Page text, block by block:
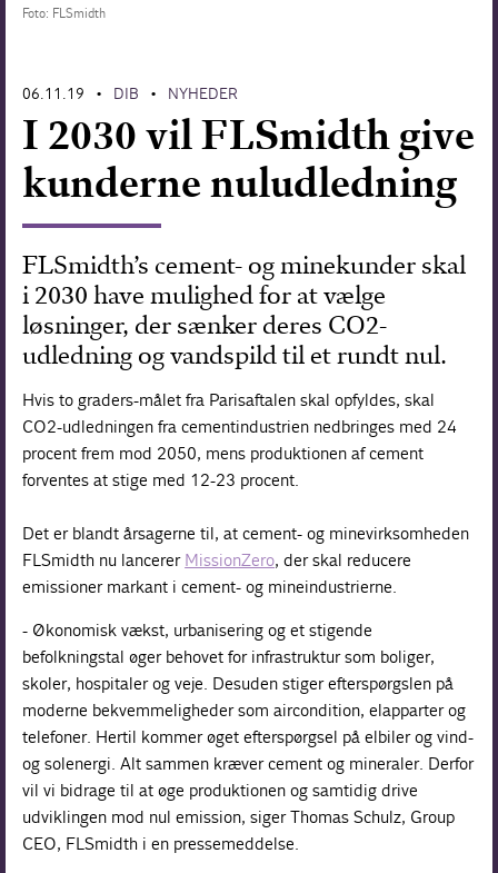
Foto: FLSmidth
06.11.19 • DIB • NYHEDER
I 2030 vil FLSmidth give
kunderne nuludledning
FLSmidth’s cement- og minekunder skal
i 2030 have mulighed for at vælge
løsninger, der sænker deres CO2-
udledning og vandspild til et rundt nul.
Hvis to graders-målet fra Parisaftalen skal opfyldes, skal
CO2-udledningen fra cementindustrien nedbringes med 24
procent frem mod 2050, mens produktionen af cement
forventes at stige med 12-23 procent.
Det er blandt årsagerne til, at cement- og minevirksomheden
FLSmidth nu lancerer MissionZero, der skal reducere
emissioner markant i cement- og mineindustrierne.
- Økonomisk vækst, urbanisering og et stigende
befolkningstal øger behovet for infrastruktur som boliger,
skoler, hospitaler og veje. Desuden stiger efterspørgslen på
moderne bekvemmeligheder som aircondition, elapparter og
telefoner. Hertil kommer øget efterspørgsel på elbiler og vind-
og solenergi. Alt sammen kræver cement og mineraler. Derfor
vil vi bidrage til at øge produktionen og samtidig drive
udviklingen mod nul emission, siger Thomas Schulz, Group
CEO, FLSmidth i en pressemeddelse.